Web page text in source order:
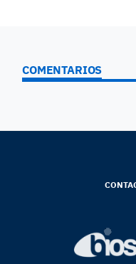
COMENTARIOS